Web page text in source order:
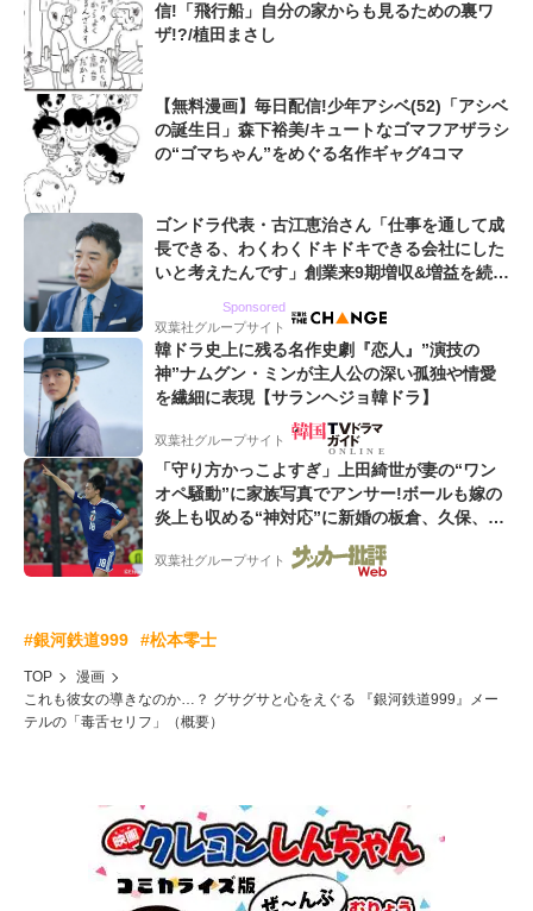
信!「飛行船」自分の家からも見るための裏ワ
ザ!?/植田まさし
【無料漫画】毎日配信!少年アシベ(52)「アシベ
の誕生日」森下裕美/キュートなゴマフアザラシ
の“ゴマちゃん”をめぐる名作ギャグ4コマ
ゴンドラ代表・古江恵治さん「仕事を通して成
長できる、わくわくドキドキできる会社にした
いと考えたんです」創業来9期増収&増益を続け
Sponsored
双葉社グループサイト
韓ドラ史上に残る名作史劇『恋人』”演技の
神”ナムグン・ミンが主人公の深い孤独や情愛
を繊細に表現【サランヘジョ韓ドラ】
双葉社グループサイト
「守り方かっこよすぎ」上田綺世が妻の“ワン
オペ騒動”に家族写真でアンサー!ボールも嫁の
炎上も収める“神対応”に新婚の板倉、久保、長
友夫妻も続々エール!
双葉社グループサイト
#銀河鉄道999 #松本零士
TOP
漫画
これも彼女の導きなのか…？ グサグサと心をえぐる 『銀河鉄道999』メー
テルの「毒舌セリフ」（概要）